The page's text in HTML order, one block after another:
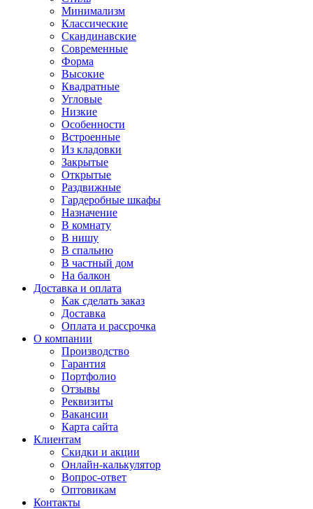
Минимализм
Классические
Скандинавские
Современные
Форма
Высокие
Квадратные
Угловые
Низкие
Особенности
Встроенные
Из кладовки
Закрытые
Открытые
Раздвижные
Гардеробные шкафы
Назначение
В комнату
В нишу
В спальню
В частный дом
На балкон
Доставка и оплата
Как сделать заказ
Доставка
Оплата и рассрочка
О компании
Производство
Гарантия
Портфолио
Отзывы
Реквизиты
Вакансии
Карта сайта
Клиентам
Скидки и акции
Онлайн-калькулятор
Вопрос-ответ
Оптовикам
Контакты